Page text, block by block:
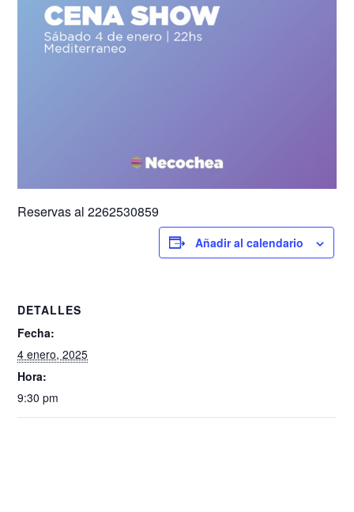
Reservas al 2262530859
Añadir al calendario
DETALLES
Fecha:
4 enero, 2025
Hora:
9:30 pm